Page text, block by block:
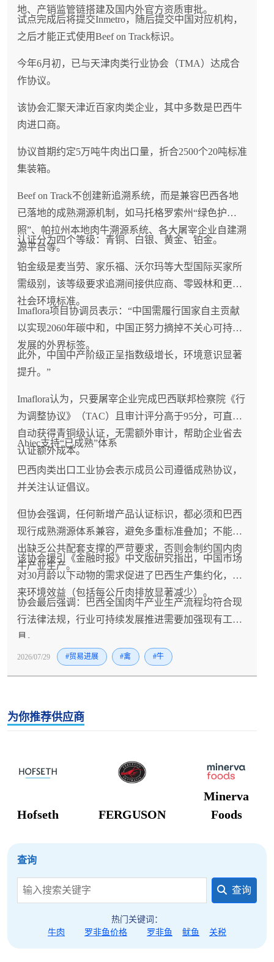
地、产销监管链搭建及国内外官方资质审批。
试点完成后将提交Inmetro，随后提交中国对应机构，
之后才能正式使用Beef on Track标识。
今年6月初，已与天津肉类行业协会（TMA）达成合
作协议。
该协会汇聚天津近百家肉类企业，其中多数是巴西牛
肉进口商。
协议首期约定5万吨牛肉出口量，折合2500个20吨标准
集装箱。
Beef on Track不创建新追溯系统，而是兼容巴西各地
已落地的成熟溯源机制，如马托格罗索州“绿色护
照”、帕拉州本地肉牛溯源系统、各大屠宰企业自建溯
源平台等。
认证分为四个等级：青铜、白银、黄金、铂金。
铂金级是麦当劳、家乐福、沃尔玛等大型国际买家所
需级别，该等级要求追溯间接供应商、零毁林和更高
社会环境标准。
Imaflora项目协调员表示：“中国需履行国家自主贡献
以实现2060年碳中和，中国正努力摘掉不关心可持续
发展的外界标签。
此外，中国中产阶级正呈指数级增长，环境意识显著
提升。”
Imaflora认为，只要屠宰企业完成巴西联邦检察院《行
为调整协议》（TAC）且审计评分高于95分，可直接
自动获得青铜级认证，无需额外审计，帮助企业省去
认证额外成本。
Abiec支持“已成熟”体系
巴西肉类出口工业协会表示成员公司遵循成熟协议，
并关注认证倡议。
但协会强调，任何新增产品认证标识，都必须和巴西
现行成熟溯源体系兼容，避免多重标准叠加；不能提
出缺乏公共配套支撑的严苛要求，否则会制约国内肉
牛产业生产。
该协会援引《金融时报》中文版研究指出，中国市场
对30月龄以下动物的需求促进了巴西生产集约化，带
来环境效益（包括每公斤肉排放显著减少）。
协会最后强调：巴西全国肉牛产业生产流程均符合现
行法律法规，行业可持续发展推进需要加强现有工
具。
2026/07/29 #贸易进展 #禽 #牛
为你推荐供应商
Hofseth FERGUSON
Minerva
Foods
查询
查询
热门关键词：
牛肉
罗非鱼价格 罗非鱼 鱿鱼 关税